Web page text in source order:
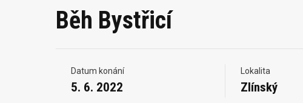
Běh Bystřicí
Datum konání
5. 6. 2022
Lokalita
Zlínský